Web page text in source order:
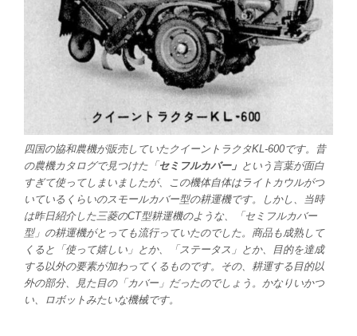
四国の協和農機が販売していたクイーントラクタKL-600です。昔
の農機カタログで見つけた「 セミフルカバー」 という言葉が面白
すぎて使ってしまいましたが、この機体自体はライトカウルがつ
いているくらいのスモールカバー型の耕運機です。しかし、当時
は昨日紹介した三菱のCT型耕運機のような、「セミフルカバー
型」の耕運機がとっても流行っていたのでした。商品も成熟して
くると「使って嬉しい」とか、「ステータス」とか、目的を達成
する以外の要素が加わってくるものです。その、耕運する目的以
外の部分、見た目の「カバー」だったのでしょう。かなりいかつ
い、ロボットみたいな機械です。